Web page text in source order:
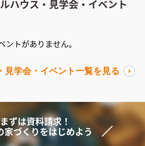
ハウス・見学会・イベント
ントがありません。
見学会・イベント一覧を見る
まずは資料請求！
家づくりをはじめよう